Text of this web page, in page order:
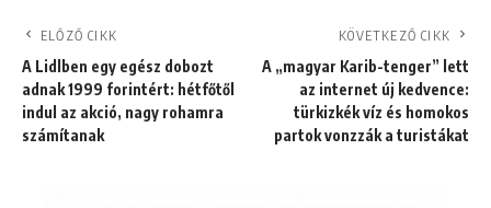
ELŐZŐ CIKK
A Lidlben egy egész dobozt
adnak 1999 forintért: hétfőtől
indul az akció, nagy rohamra
számítanak
KÖVETKEZŐ CIKK
A „magyar Karib-tenger” lett
az internet új kedvence:
türkizkék víz és homokos
partok vonzzák a turistákat